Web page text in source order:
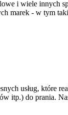
i wiele innych
marek - w tym
usług, które
itp.) do prania.